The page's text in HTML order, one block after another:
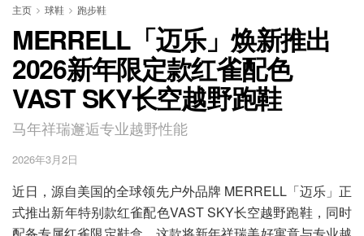
主页 球鞋 跑步鞋
MERRELL「迈乐」焕新推出
2026新年限定款红雀配色
VAST SKY长空越野跑鞋
马年祥瑞邂逅专业越野性能
2026年3月2日
近日，源自美国的全球领先户外品牌 MERRELL「迈乐」正
式推出新年特别款红雀配色VAST SKY长空越野跑鞋，同时